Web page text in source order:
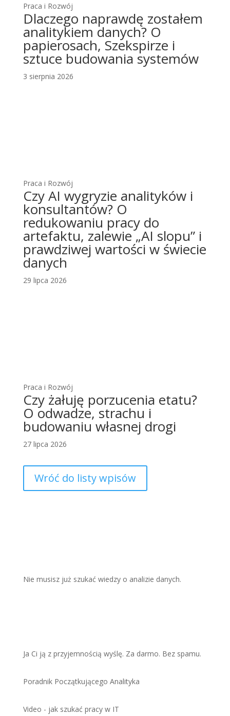
Praca i Rozwój
Dlaczego naprawdę zostałem
analitykiem danych? O
papierosach, Szekspirze i
sztuce budowania systemów
3 sierpnia 2026
Praca i Rozwój
Czy AI wygryzie analityków i
konsultantów? O
redukowaniu pracy do
artefaktu, zalewie „AI slopu” i
prawdziwej wartości w świecie
danych
29 lipca 2026
Praca i Rozwój
Czy żałuję porzucenia etatu?
O odwadze, strachu i
budowaniu własnej drogi
27 lipca 2026
Wróć do listy wpisów
Nie musisz już szukać wiedzy o analizie danych.
Ja Ci ją z przyjemnością wyślę. Za darmo. Bez spamu.
Poradnik Początkującego Analityka
Video - jak szukać pracy w IT